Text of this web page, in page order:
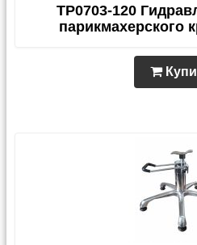
TP0703-120
парикмахерского